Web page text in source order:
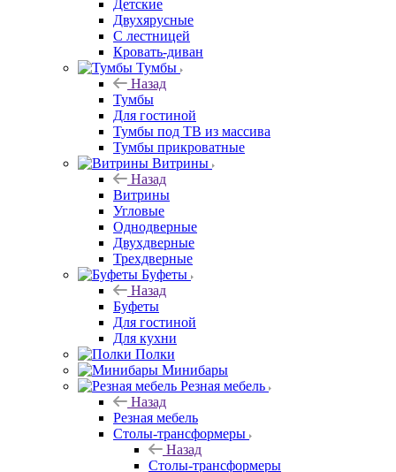
Детские
Двухярусные
С лестницей
Кровать-диван
Тумбы
Назад
Тумбы
Для гостиной
Тумбы под ТВ из массива
Тумбы прикроватные
Витрины
Назад
Витрины
Угловые
Однодверные
Двухдверные
Трехдверные
Буфеты
Назад
Буфеты
Для гостиной
Для кухни
Полки
Минибары
Резная мебель
Назад
Резная мебель
Столы-трансформеры
Назад
Столы-трансформеры